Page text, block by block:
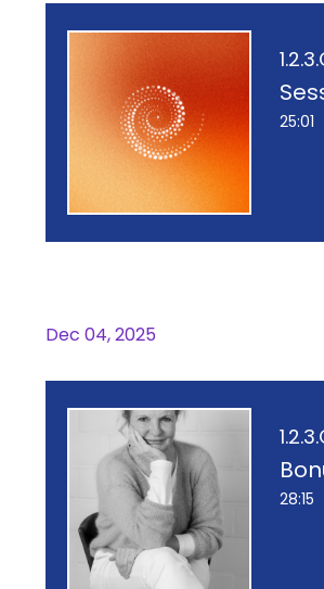
25:01
Dec 04, 2025
28:15